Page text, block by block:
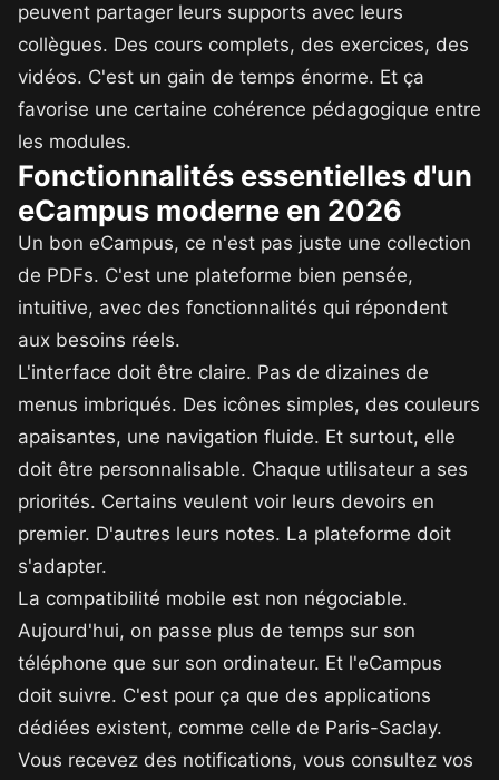
peuvent partager leurs supports avec leurs
collègues. Des cours complets, des exercices, des
vidéos. C'est un gain de temps énorme. Et ça
favorise une certaine cohérence pédagogique entre
les modules.
Fonctionnalités essentielles d'un
eCampus moderne en 2026
Un bon eCampus, ce n'est pas juste une collection
de PDFs. C'est une plateforme bien pensée,
intuitive, avec des fonctionnalités qui répondent
aux besoins réels.
L'interface doit être claire. Pas de dizaines de
menus imbriqués. Des icônes simples, des couleurs
apaisantes, une navigation fluide. Et surtout, elle
doit être personnalisable. Chaque utilisateur a ses
priorités. Certains veulent voir leurs devoirs en
premier. D'autres leurs notes. La plateforme doit
s'adapter.
La compatibilité mobile est non négociable.
Aujourd'hui, on passe plus de temps sur son
téléphone que sur son ordinateur. Et l'eCampus
doit suivre. C'est pour ça que des applications
dédiées existent, comme celle de Paris-Saclay.
Vous recevez des notifications, vous consultez vos